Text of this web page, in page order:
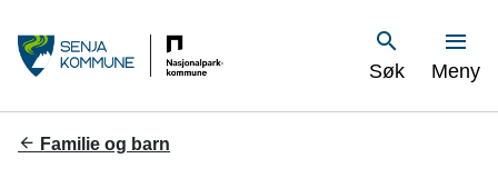
S
e
Søk Vis
Meny
Du Familie og barn